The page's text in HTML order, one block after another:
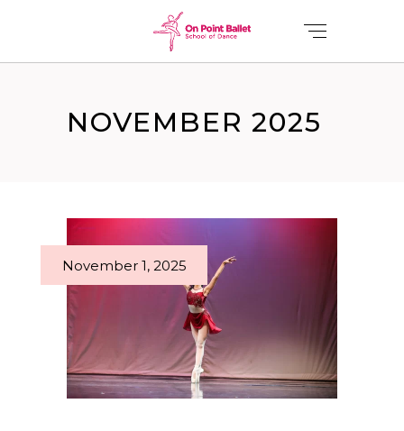
NOVEMBER 2025
November 1, 2025